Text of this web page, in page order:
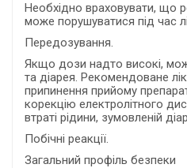
Необхідно враховувати, що
може порушуватися під час
Передозування.
Якщо дози надто високі,
та діарея. Рекомендоване
припинення прийому
корекцію електролітного
втраті рідини, зумовленій
Побічні реакції.
Загальний профіль безпеки